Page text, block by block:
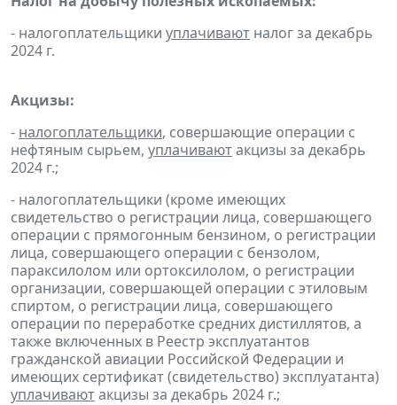
- налогоплательщики уплачивают налог за декабрь
2024 г.
Акцизы:
- налогоплательщики, совершающие операции с
нефтяным сырьем, уплачиваютакцизы за декабрь
2024 г.;
- налогоплательщики (кроме имеющих
свидетельство о регистрации лица, совершающего
операции с прямогонным бензином, о регистрации
лица, совершающего операции с бензолом,
параксилолом или ортоксилолом, о регистрации
организации, совершающей операции с этиловым
спиртом, о регистрации лица, совершающего
операции по переработке средних дистиллятов, а
также включенных в Реестр эксплуатантов
гражданской авиации Российской Федерации и
имеющих сертификат (свидетельство) эксплуатанта)
уплачиваютакцизы за декабрь 2024 г.;